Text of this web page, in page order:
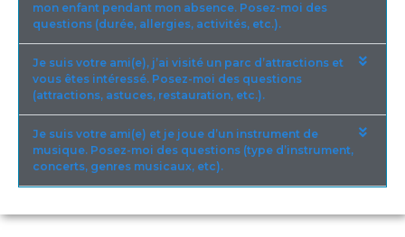
mon enfant pendant mon absence. Posez-moi des
questions (durée, allergies, activités, etc.).
Je suis votre ami(e), j’ai visité un parc d’attractions et
vous êtes intéressé. Posez-moi des questions
(attractions, astuces, restauration, etc.).
Je suis votre ami(e) et je joue d’un instrument de
musique. Posez-moi des questions (type d’instrument,
concerts, genres musicaux, etc).